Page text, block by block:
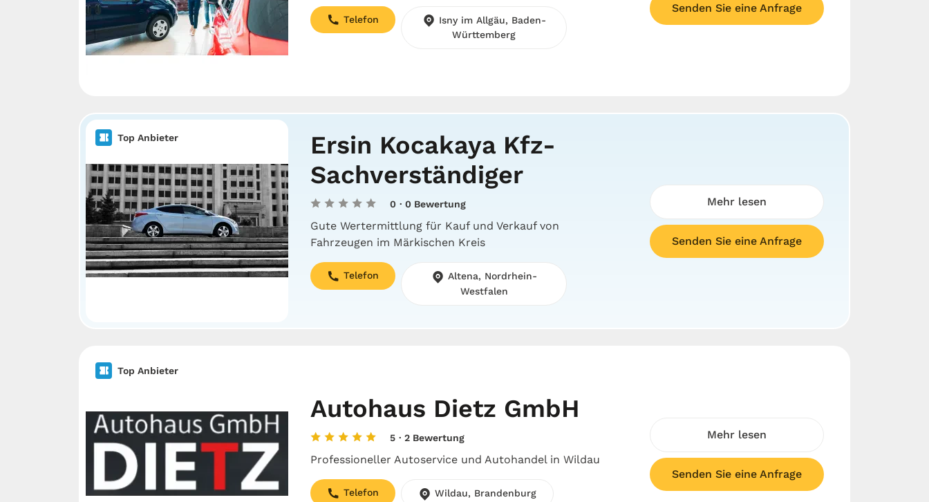
Telefon
Isny im Allgäu, Baden-
Württemberg
Senden Sie eine Anfrage
Top Anbieter
Ersin Kocakaya Kfz-
Sachverständiger
0 · 0 Bewertung
Gute Wertermittlung für Kauf und Verkauf von
Fahrzeugen im Märkischen Kreis
Telefon
Altena, Nordrhein-
Westfalen
Mehr lesen
Senden Sie eine Anfrage
Top Anbieter
Autohaus Dietz GmbH
5 · 2 Bewertung
Professioneller Autoservice und Autohandel in Wildau
Telefon Wildau, Brandenburg
Mehr lesen
Senden Sie eine Anfrage